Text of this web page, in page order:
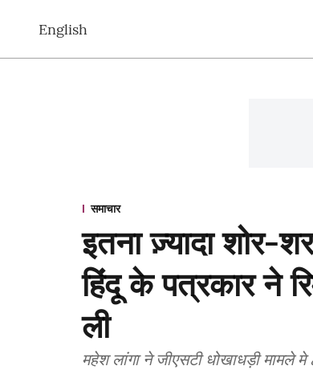
English
समाचार
इतना ज़्यादा शोर-
हिंदू के पत्रकार ने
ली
महेश लांगा ने जीएसटी धोखाधड़ी मामले मे